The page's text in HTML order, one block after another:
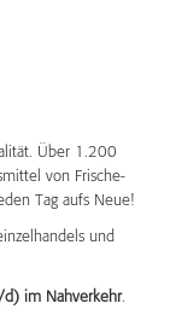
Über 1.200
von Frische-
Tag aufs Neue!
und
d) im Nahverkehr.